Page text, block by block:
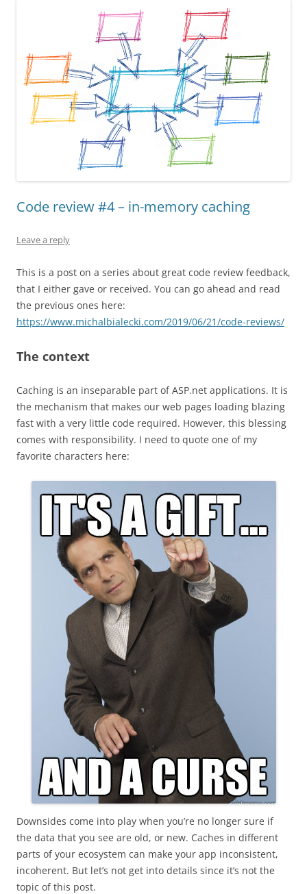
Code review #4 – in-memory caching
Leave a reply
This is a post on a series about great code review feedback,
that I either gave or received. You can go ahead and read
the previous ones here:
https://www.michalbialecki.com/2019/06/21/code-reviews/
The context
Caching is an inseparable part of ASP.net applications. It is
the mechanism that makes our web pages loading blazing
fast with a very little code required. However, this blessing
comes with responsibility. I need to quote one of my
favorite characters here:
Downsides come into play when you’re no longer sure if
the data that you see are old, or new. Caches in different
parts of your ecosystem can make your app inconsistent,
incoherent. But let’s not get into details since it’s not the
topic of this post.